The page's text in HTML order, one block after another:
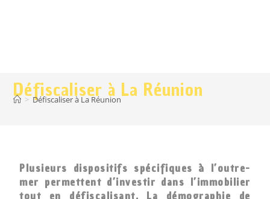
Défiscaliser à La Réunion
> Défiscaliser à La Réunion
Plusieurs dispositifs spécifiques à l’outre-
mer permettent d’investir dans l’immobilier
tout en défiscalisant. La démographie de